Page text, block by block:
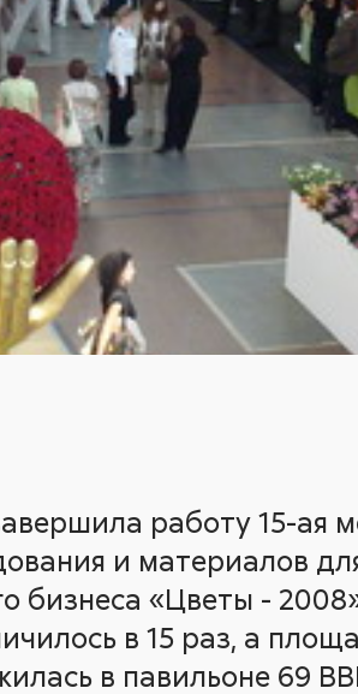
работу 15-ая
и материалов
бизнеса «Цветы -
в 15 раз, а
в павильоне 69